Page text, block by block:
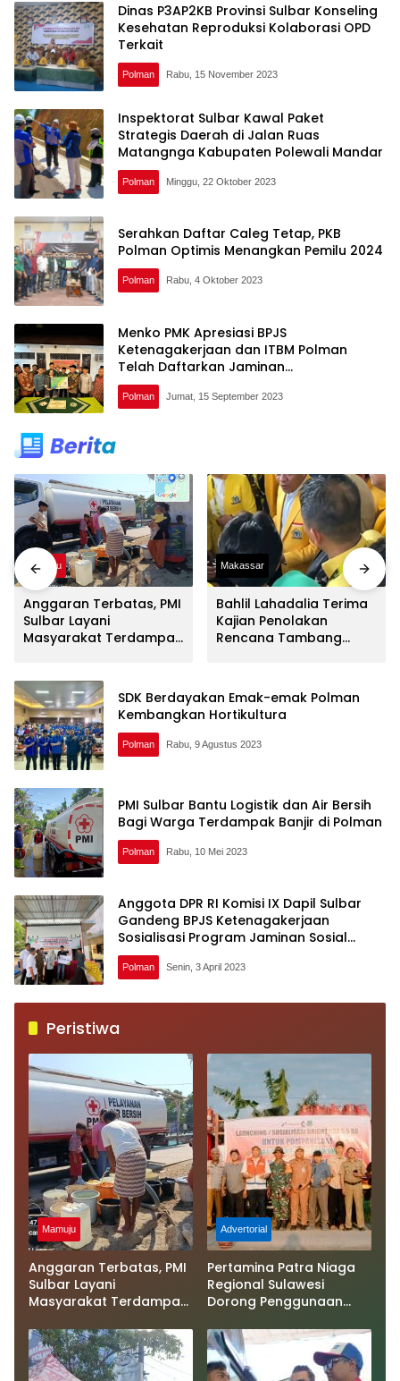
Dinas P3AP2KB Provinsi Sulbar Konseling
Kesehatan Reproduksi Kolaborasi OPD
Terkait
Polman Rabu, 15 November 2023
Inspektorat Sulbar Kawal Paket
Strategis Daerah di Jalan Ruas
Matangnga Kabupaten Polewali Mandar
Polman Minggu, 22 Oktober 2023
Serahkan Daftar Caleg Tetap, PKB
Polman Optimis Menangkan Pemilu 2024
Polman Rabu, 4 Oktober 2023
Menko PMK Apresiasi BPJS
Ketenagakerjaan dan ITBM Polman
Telah Daftarkan Jaminan
Ketenagakerjaan Bagi Dosen, Staf dan
Mahasiswa KKN
Polman Jumat, 15 September 2023
Mamuju
Anggaran Terbatas, PMI
Sulbar Layani
Masyarakat Terdampak
Makassar
Bahlil Lahadalia Terima
Kajian Penolakan
Rencana Tambang
SDK Berdayakan Emak-emak Polman
Kembangkan Hortikultura
Polman Rabu, 9 Agustus 2023
PMI Sulbar Bantu Logistik dan Air Bersih
Bagi Warga Terdampak Banjir di Polman
Polman Rabu, 10 Mei 2023
Anggota DPR RI Komisi IX Dapil Sulbar
Gandeng BPJS Ketenagakerjaan
Sosialisasi Program Jaminan Sosial
Ketenagakerjaan
Polman Senin, 3 April 2023
Peristiwa
Mamuju
Anggaran Terbatas, PMI
Sulbar Layani
Masyarakat Terdampak
Advertorial
Pertamina Patra Niaga
Regional Sulawesi
Dorong Penggunaan
Sidrap sebagai Solusi
Energi Irigasi